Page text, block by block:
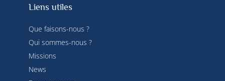
Liens utiles
Que faisons-nous ?
Qui sommes-nous ?
Missions
News